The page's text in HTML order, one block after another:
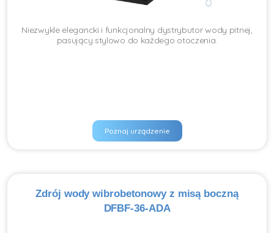
Niezwykle elegancki i funkcjonalny dystrybutor wody pitnej,
pasujący stylowo do każdego otoczenia.
Poznaj urządzenie
Zdrój wody wibrobetonowy z misą boczną
DFBF-36-ADA